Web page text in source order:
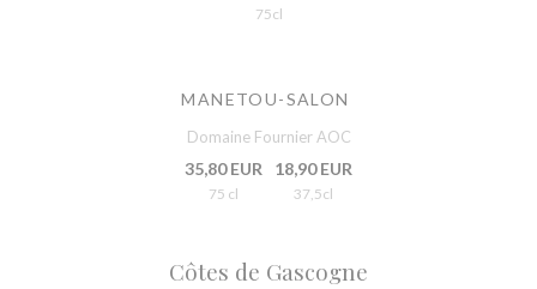
75cl
MANETOU-SALON
Domaine Fournier AOC
35,80 EUR
75 cl
18,90 EUR
37,5cl
Côtes de Gascogne